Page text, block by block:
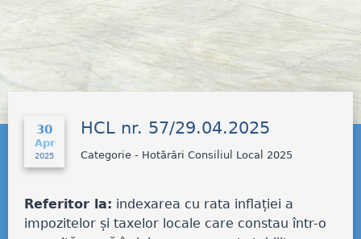
30
Apr
2025
HCL nr. 57/29.04.2025
Categorie - Hotărâri Consiliul Local 2025
Referitor la: indexarea cu rata inflației a
impozitelor și taxelor locale care constau într-o